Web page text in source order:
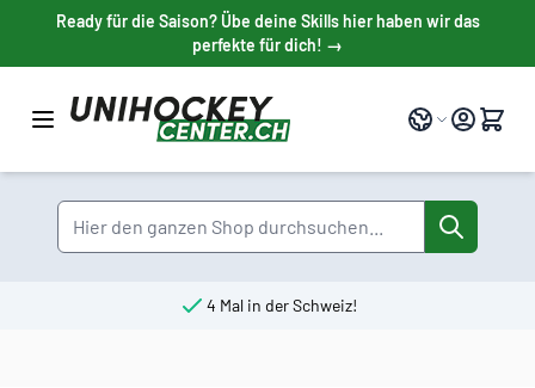
Direkt zum Inhalt
Ready für die Saison? Übe deine Skills hier haben wir das
perfekte für dich! →
Sprache
Suche
4 Mal in der Schweiz!